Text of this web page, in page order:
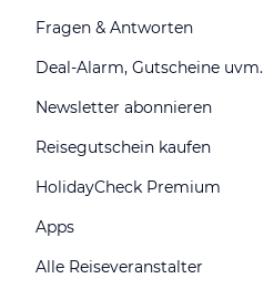
Fragen & Antworten
Deal-Alarm, Gutscheine uvm.
Newsletter abonnieren
Reisegutschein kaufen
HolidayCheck Premium
Apps
Alle Reiseveranstalter